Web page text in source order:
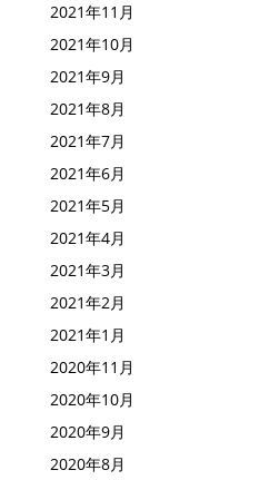
2021年11月
2021年10月
2021年9月
2021年8月
2021年7月
2021年6月
2021年5月
2021年4月
2021年3月
2021年2月
2021年1月
2020年11月
2020年10月
2020年9月
2020年8月